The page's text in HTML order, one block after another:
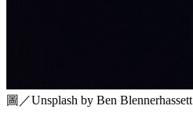
圖／Unsplash by Ben Blennerhassett